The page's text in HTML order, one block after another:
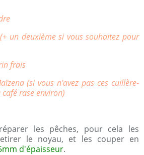
un deuxième si vous souhaitez pour
frais
(si vous n'avez pas ces cuillère-
rase environ)
les pêches, pour cela les
le noyau, et les couper en
d'épaisseur.